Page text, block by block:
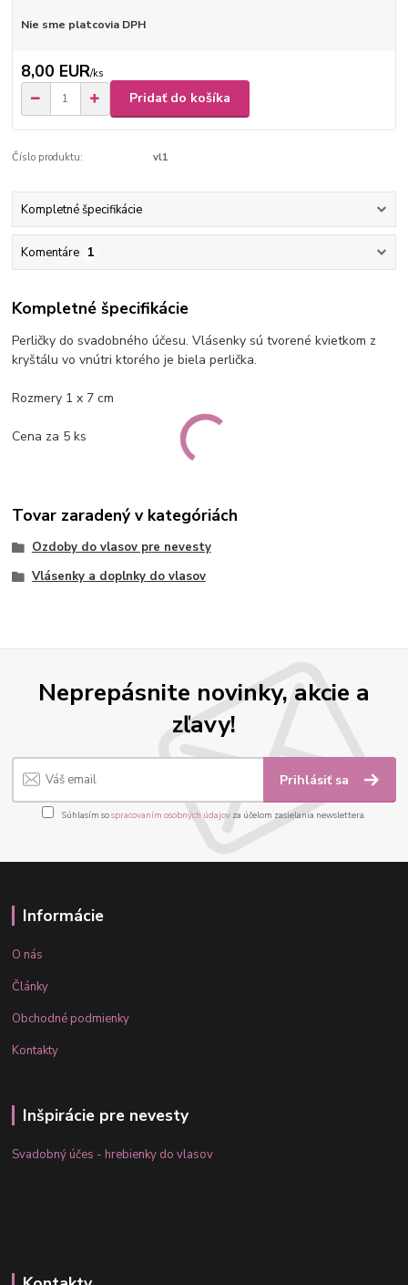
Nie sme platcovia DPH
8,00 EUR/ks
Pridať do košíka
Číslo produktu: vl1
Kompletné špecifikácie
Komentáre 1
Kompletné špecifikácie
Perličky do svadobného účesu. Vlásenky sú tvorené kvietkom z
kryštálu vo vnútri ktorého jebiela perlička.
Rozmery 1 x 7 cm
Cena za 5 ks
Tovar zaradený v kategóriách
Ozdoby do vlasov pre nevesty
Vlásenky a doplnky do vlasov
Neprepásnite novinky, akcie a
zľavy!
Prihlásiť sa
Súhlasím sospracovaním osobných údajov za účelom zasielania newslettera.
Informácie
O nás
Články
Obchodné podmienky
Kontakty
Inšpirácie pre nevesty
Svadobný účes - hrebienky do vlasov